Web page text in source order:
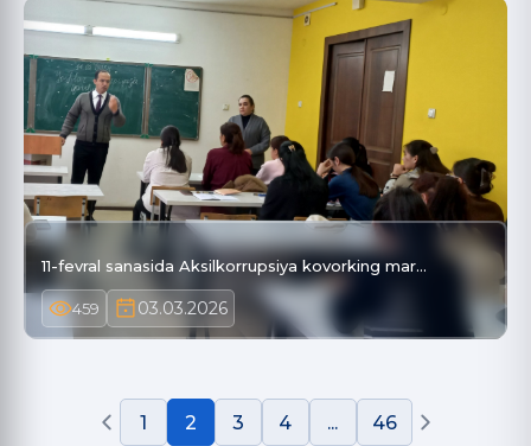
11-fevral sanasida Aksilkorrupsiya kovorking mar…
459 03.03.2026
1 2 3 4 ... 46